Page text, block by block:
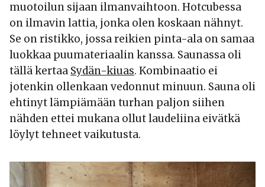
muotoilun sijaan ilmanvaihtoon. Hotcubessa
on ilmavin lattia, jonka olen koskaan nähnyt.
Se on ristikko, jossa reikien pinta-ala on samaa
luokkaa puumateriaalin kanssa. Saunassa oli
tällä kertaa Sydän-kiuas. Kombinaatio ei
jotenkin ollenkaan vedonnut minuun. Sauna oli
ehtinyt lämpiämään turhan paljon siihen
nähden ettei mukana ollut laudeliina eivätkä
löylyt tehneet vaikutusta.